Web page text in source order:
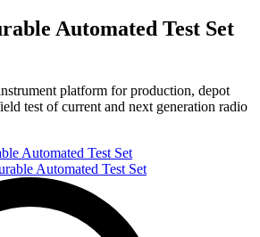
Automated Test Set
platform for production, depot
test of current and next generation radio
Automated Test Set